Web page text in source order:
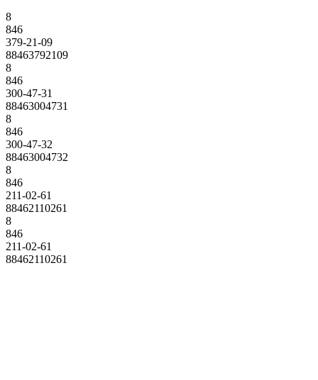
8
846
379-21-09
88463792109
8
846
300-47-31
88463004731
8
846
300-47-32
88463004732
8
846
211-02-61
88462110261
8
846
211-02-61
88462110261